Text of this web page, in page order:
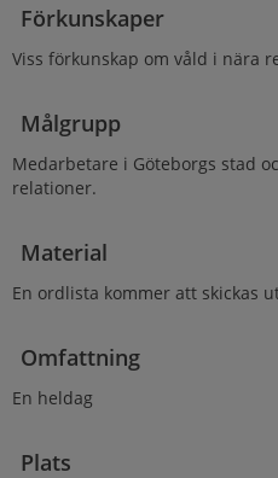
Förkunskaper
Viss förkunskap om våld i nära
Målgrupp
Medarbetare i Göteborgs stad
relationer.
Material
En ordlista kommer att skickas
Omfattning
En heldag
Plats